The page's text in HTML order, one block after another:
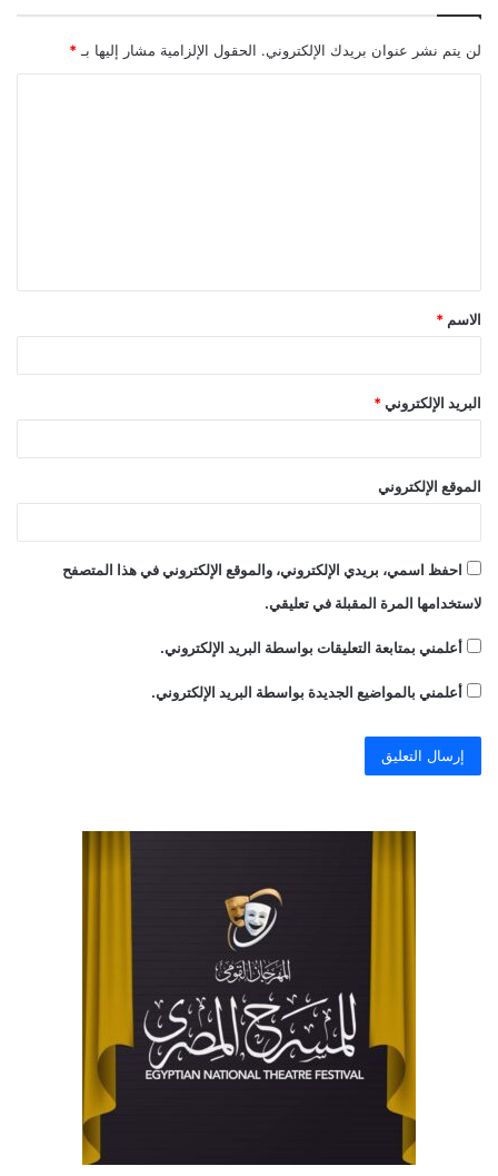
لن يتم نشر عنوان بريدك الإلكتروني. الحقول الإلزامية مشار إليها بـ *
ق
*
الاسم *
البريد الإلكتروني *
الموقع الإلكتروني
احفظ اسمي، بريدي الإلكتروني، والموقع الإلكتروني في هذا المتصفح
لاستخدامها المرة المقبلة في تعليقي.
أعلمني بمتابعة التعليقات بواسطة البريد الإلكتروني.
أعلمني بالمواضيع الجديدة بواسطة البريد الإلكتروني.